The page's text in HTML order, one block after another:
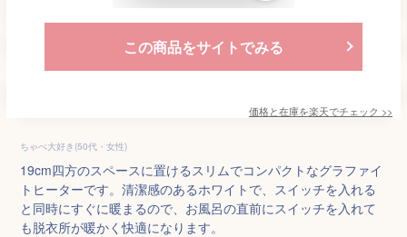
この商品をサイトでみる
価格と在庫を楽天でチェック >>
ちゃぺ大好き(50代・女性)
19cm四方のスペースに置けるスリムでコンパクトなグラファイ
トヒーターです。清潔感のあるホワイトで、スイッチを入れる
と同時にすぐに暖まるので、お風呂の直前にスイッチを入れて
も脱衣所が暖かく快適になります。